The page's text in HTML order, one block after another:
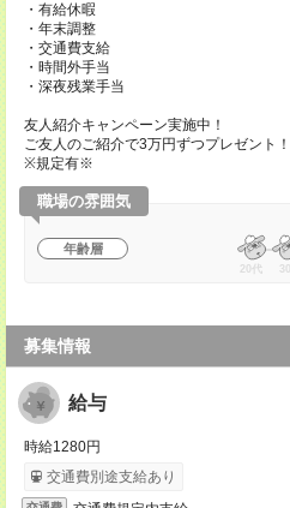
・有給休暇
・年末調整
・交通費支給
・時間外手当
・深夜残業手当
友人紹介キャンペーン実施中！
ご友人のご紹介で3万円ずつプレゼント！
※規定有※
職場の雰囲気
年齢層
20代 30
募集情報
給与
時給1280円
交通費別途支給あり